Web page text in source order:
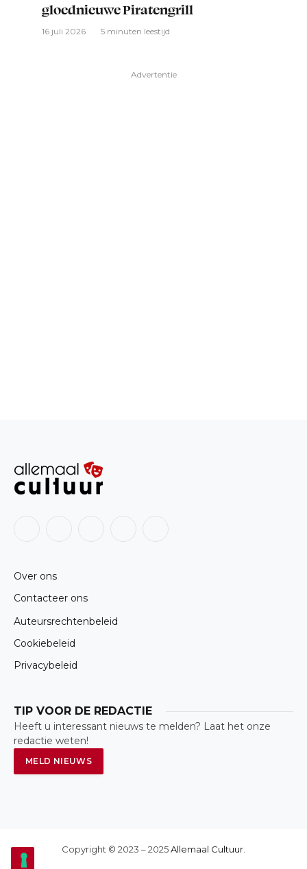
gloednieuwe Piratengrill
16 juli 2026 5 minuten leestijd
Advertentie
Over ons
Contacteer ons
Auteursrechtenbeleid
Cookiebeleid
Privacybeleid
TIP VOOR DE REDACTIE
Heeft u interessant nieuws te melden? Laat het onze
redactie weten!
Copyright © 2023 – 2025Allemaal Cultuur